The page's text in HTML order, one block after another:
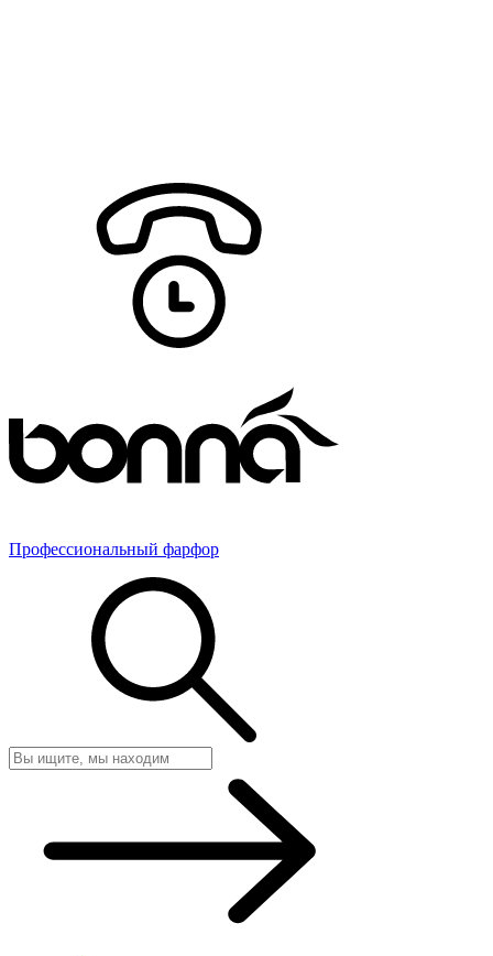
Профессиональный фарфор